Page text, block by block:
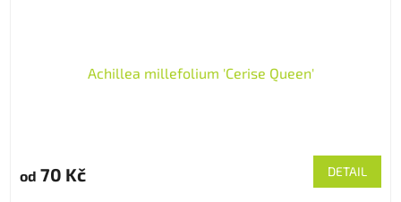
Achillea millefolium 'Cerise Queen'
od 70 Kč DETAIL